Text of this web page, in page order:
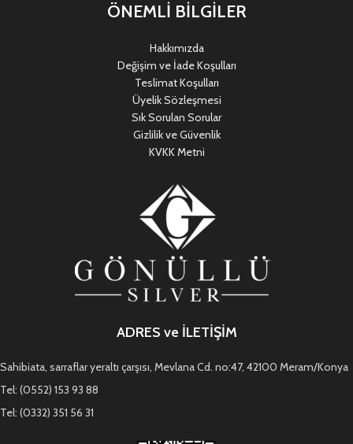
ÖNEMLİ BİLGİLER
Hakkımızda
Değişim ve İade Koşulları
Teslimat Koşulları
Üyelik Sözleşmesi
Sık Sorulan Sorular
Gizlilik ve Güvenlik
KVKK Metni
ADRES ve İLETİŞİM
Sahibiata, sarraflar yeraltı çarşısı, Mevlana Cd. no:47, 42100 Meram/Konya
Tel: (0552) 153 93 88
Tel: (0332) 351 56 31